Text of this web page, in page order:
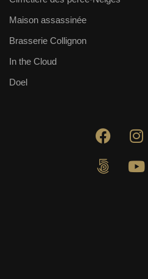
Maison assassinée
Brasserie Collignon
In the Cloud
Doel